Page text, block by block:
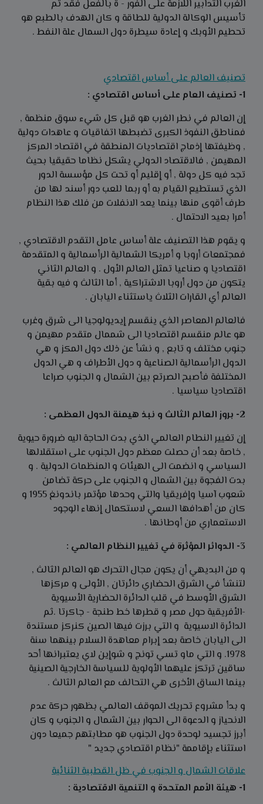
الغرب التدابير اللازمة على الفور - ة بالفعل فقد تم
تأسيس الوكالة الدولية للطاقة و كان الهدف بالطبع هو
تحطيم الأوبك و إعادة سيطرة دول السمال علة النفط .
تصنيف العالم على أساس اقتصادي
1- تصنيف العام على أساس اقتصادي :
إن العالم في نطر الغرب هو قبل كل شيء سوق منظمة ,
فمناطق النفوذ الكبرى تضبطها اتفاقيات و عاهدات دولية
, وظيفتها إذماج اقتصاديات المنطقة في اقتصاد المركز
المهيمن , فالاقتصاد الدولي يشكل نظاما حقيقيا بحيث
تجد فيه كل دولة , أو إقليم أو تحت كل مؤسسة الدور
الذي تستطيع القيام به أو ربما للعب دور أسند لها من
طرف أقوى منها بينما يعد الانفلات من فلك هذا النظام
أمرا بعيد الاحتمال .
و يقوم هذا التصنيف علة أساس عامل التقدم الاقتصادي ,
فمجتمعات أروبا و أمريكا الشمالية الرأسمالية و المتقدمة
اقتصاديا و صناعيا تمثل العالم الأول . و العالم الثاني
يتكون من دول أروبا الاشتراكية , أما الثالث و فيه بقية
العالم أي القارات الثلاث ياستثناء اليابان .
فالعالم المعاصر الذي ينقسم إيديولوجيا الى شرق وغرب
هو عالم منقسم اقتصاديا الى شممال متقدم مهيمن و
جنوب مختلف و تابع , و نشأ عن ذلك دول المكز و هي
الدول الرأسمالية الصناعية و دول الأطراف و هي الدول
المختلفة فأصبح الصرتع بين الشمال و الجنوب صراعا
اقتصاديا سياسيا .
2- بروز العالم الثالث و نبذ هيمنة الدول العظمى :
إن تغيير النطام العالمي الذي بدت الحاجة اليه ضرورة حيوية
, خاصة بعد أن حصلت معظم دول الجنوب على استقلالها
السياسي و انضمت الى الهيئات و المنظمات الدولية . و
بدت الفجوة بين الشمال و الجنوب على حركة تضامن
شعوب آسيا وإفريقيا والتي وحدها مؤتمر باندونغ 1955 و
كان من أهدافها السعي لاستكمال إنهاء الوجود
الاستعماري من أوطانها .
3- الدوائر المؤثرة في تغيير النظام العالمي :
و من البديهي أن يكون مجال التحرك هو العالم الثالث ,
لتنشأ في الشرق الحضاري دائرتان , الأولى و مركزها
الشرق الأوسط في قلب الدائرة الحضارية الأسيوية
-الأفريقية حول مصر و قطرها خط طنجة - جاكرتا .ثم
الدائرة الاسيوية و التي برزت فيها الصين كنركز مستندة
الى اليابان خاصة بعد إبرام معاهدة السلام بينهما سنة
1978. و التي ماو تسي تونج و شوإين لاي يعتبرانها أحد
ساقين ترتكز عليهما الأولوية للسياسة الخارجية الصينية
بينما الساق الأخرى هي التحالف مع العالم الثالث .
و بدأ مشروع تحريك الموقف العالمي بظهور حركة عدم
الانحياز و الدعوة الى الحوار بين الشمال و الجنوب و كان
أبرز تجسيد لوحدة دول الجنوب هو مطابتهم جميعا دون
استثناء بإقاممة "نظام اقتصادي جديد "
علاقات الشمال و الجنوب في ظل القطبية الثنائية
1- هيئة الأمم المتحدة و التنمية الاقتصادية :